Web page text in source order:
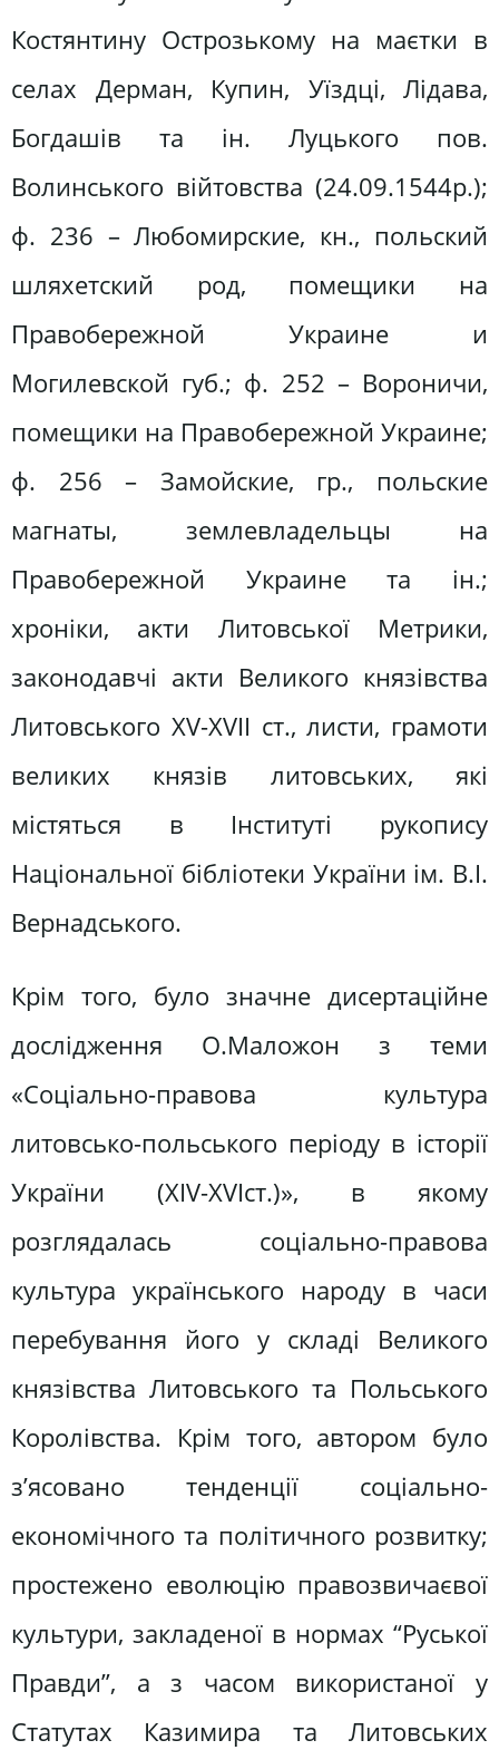
Костянтину Острозькому на маєтки в
селах Дерман, Купин, Уїздці, Лідава,
Богдашів та ін. Луцького пов.
Волинського війтовства (24.09.1544р.);
ф. 236 – Любомирские, кн., польский
шляхетский род, помещики на
Правобережной Украине и
Могилевской губ.; ф. 252 – Вороничи,
помещики на Правобережной Украине;
ф. 256 – Замойские, гр., польские
магнаты, землевладельцы на
Правобережной Украине та ін.;
хроніки, акти Литовської Метрики,
законодавчі акти Великого князівства
Литовського XV-XVII ст., листи, грамоти
великих князів литовських, які
містяться в Інституті рукопису
Національної бібліотеки України ім. В.І.
Вернадського.
Крім того, було значне дисертаційне
дослідження О.Маложон з теми
«Соціально-правова культура
литовсько-польського періоду в історії
України (XIV-XVIст.)», в якому
розглядалась соціально-правова
культура українського народу в часи
перебування його у складі Великого
князівства Литовського та Польського
Королівства. Крім того, автором було
з’ясовано тенденції соціально-
економічного та політичного розвитку;
простежено еволюцію правозвичаєвої
культури, закладеної в нормах “Руської
Правди”, а з часом використаної у
Статутах Казимира та Литовських